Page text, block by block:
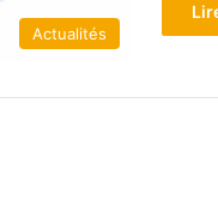
Actualités